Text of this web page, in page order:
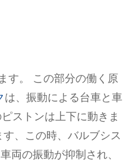
す。 この部分の働く原
は、振動による台車と車
ストンは上下に動きま
、この時、バルブシス
両の振動が抑制され、